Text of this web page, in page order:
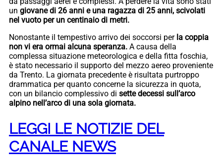
un giovane di 26 anni e una ragazza di 25 anni, scivolati
nel vuoto per un centinaio di metri.
Nonostante il tempestivo arrivo dei soccorsi per la coppia
non vi era ormai alcuna speranza. A causa della
complessa situazione meteorologica e della fitta foschia,
è stato necessario il supporto del mezzo aereo proveniente
da Trento. La giornata precedente è risultata purtroppo
drammatica per quanto concerne la sicurezza in quota,
con un bilancio complessivo di sette decessi sull’arco
alpino nell’arco di una sola giornata.
LEGGI LE NOTIZIE DEL
CANALE NEWS